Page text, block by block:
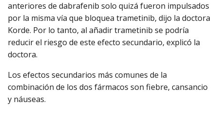
anteriores de dabrafenib solo quizá fueron impulsados
por la misma vía que bloquea trametinib, dijo la doctora
Korde. Por lo tanto, al añadir trametinib se podría
reducir el riesgo de este efecto secundario, explicó la
doctora.
Los efectos secundarios más comunes de la
combinación de los dos fármacos son fiebre, cansancio
y náuseas.